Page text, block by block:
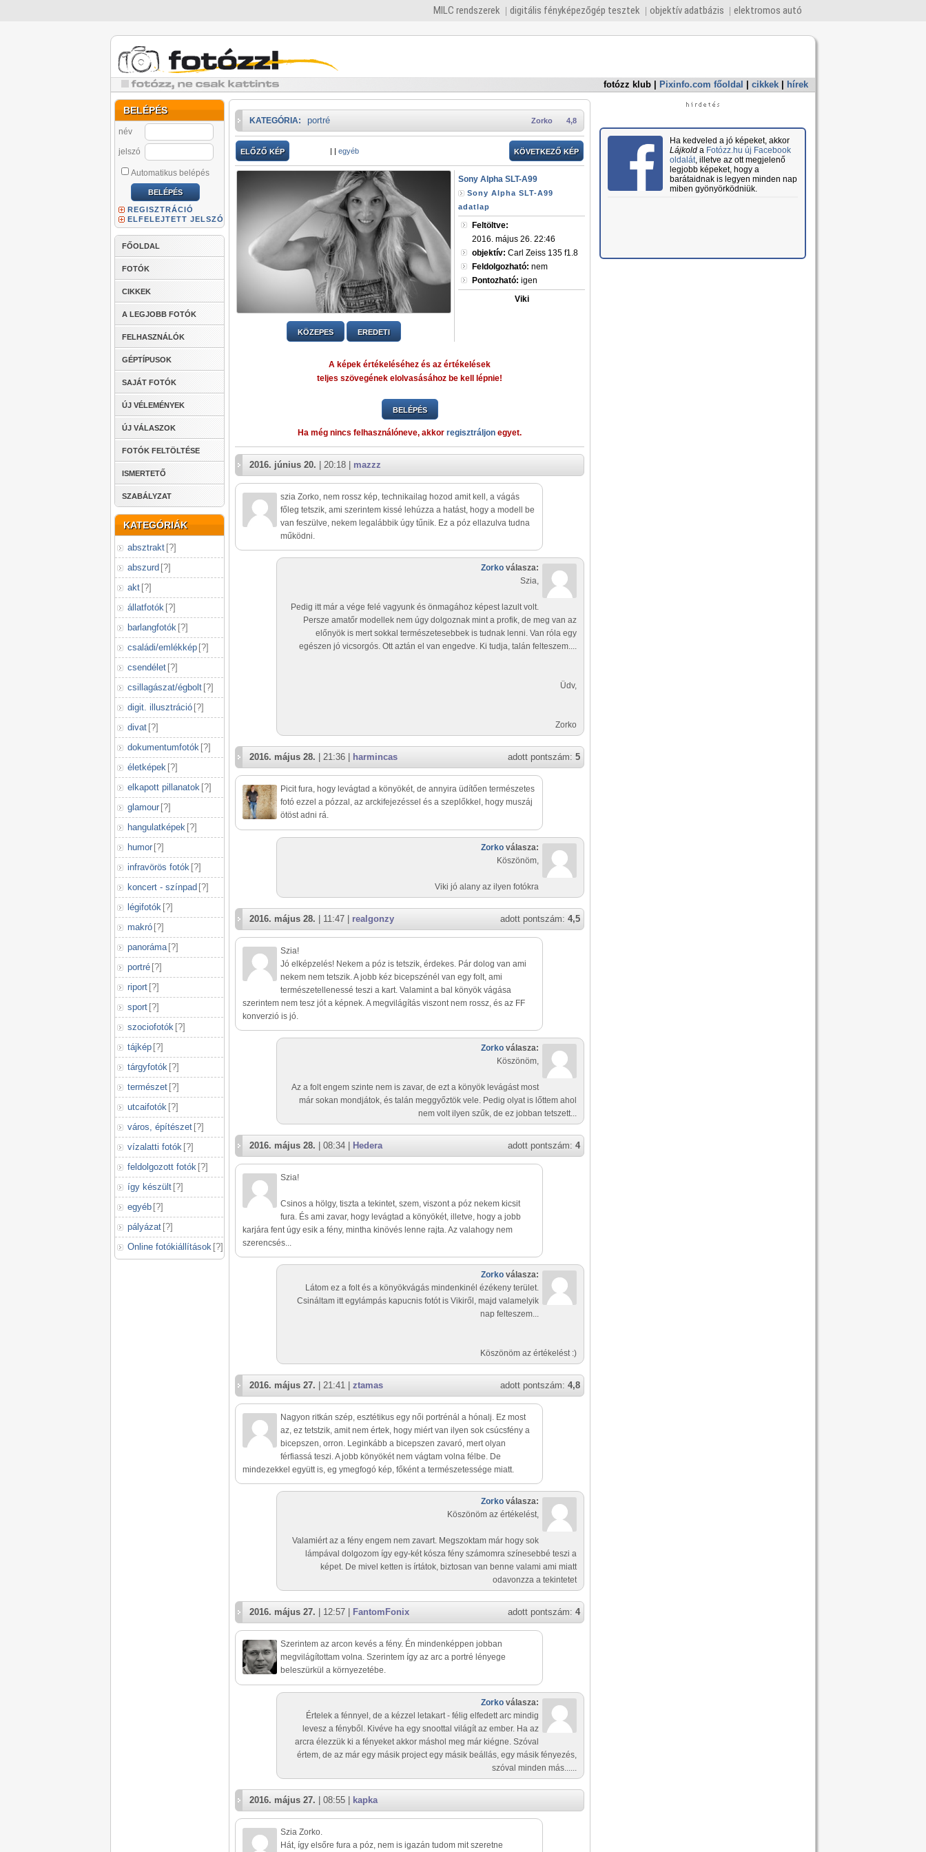
MILC rendszerek digitális fényképezőgép tesztek objektív adatbázis elektromos autó
fotózz klub Pixinfo.com főoldal cikkek hírek
BELÉPÉS
név
jelszó
Automatikus belépés
REGISZTRÁCIÓ
ELFELEJTETT JELSZÓ
FŐOLDAL
FOTÓK
CIKKEK
A LEGJOBB FOTÓK
FELHASZNÁLÓK
GÉPTÍPUSOK
SAJÁT FOTÓK
ÚJ VÉLEMÉNYEK
ÚJ VÁLASZOK
FOTÓK FELTÖLTÉSE
ISMERTETŐ
SZABÁLYZAT
KATEGÓRIÁK
absztrakt [?]
abszurd [?]
akt [?]
állatfotók [?]
barlangfotók [?]
családi/emlékkép [?]
csendélet [?]
csillagászat/égbolt [?]
digit. illusztráció [?]
divat [?]
dokumentumfotók [?]
életképek [?]
elkapott pillanatok [?]
glamour [?]
hangulatképek [?]
humor [?]
infravörös fotók [?]
koncert - színpad [?]
légifotók [?]
makró [?]
panoráma [?]
portré [?]
riport [?]
sport [?]
szociofotók [?]
tájkép [?]
tárgyfotók [?]
természet [?]
utcaifotók [?]
város, építészet [?]
vízalatti fotók [?]
feldolgozott fotók [?]
így készült [?]
egyéb [?]
pályázat [?]
Online fotókiállítások [?]
4,8
Zorko
KATEGÓRIA: portré
ELŐZŐ KÉP | | egyéb KÖVETKEZŐ KÉP
KÖZEPES EREDETI
Sony Alpha SLT-A99
Sony Alpha SLT-A99
adatlap
Feltöltve:
2016. május 26. 22:46
objektív: Carl Zeiss 135 f1.8
Feldolgozható: nem
Pontozható: igen
Viki
A képek értékeléséhez és az értékelések
teljes szövegének elolvasásához be kell lépnie!
BELÉPÉS
Ha még nincs felhasználóneve, akkor regisztráljon egyet.
2016. június 20. | 20:18 | mazzz
szia Zorko, nem rossz kép, technikailag hozod amit kell, a vágás
főleg tetszik, ami szerintem kissé lehúzza a hatást, hogy a modell be
van feszülve, nekem legalábbik úgy tűnik. Ez a póz ellazulva tudna
működni.
Zorko válasza:
Szia,
Pedig itt már a vége felé vagyunk és önmagához képest lazult volt.
Persze amatőr modellek nem úgy dolgoznak mint a profik, de meg van az
előnyök is mert sokkal természetesebbek is tudnak lenni. Van róla egy
egészen jó vicsorgós. Ott aztán el van engedve. Ki tudja, talán felteszem....
Üdv,
Zorko
adott pontszám: 5
2016. május 28. | 21:36 | harmincas
Picit fura, hogy levágtad a könyökét, de annyira üdítően természetes
fotó ezzel a pózzal, az arckifejezéssel és a szeplőkkel, hogy muszáj
ötöst adni rá.
Zorko válasza:
Köszönöm,
Viki jó alany az ilyen fotókra
adott pontszám: 4,5
2016. május 28. | 11:47 | realgonzy
Szia!
Jó elképzelés! Nekem a póz is tetszik, érdekes. Pár dolog van ami
nekem nem tetszik. A jobb kéz bicepszénél van egy folt, ami
természetellenessé teszi a kart. Valamint a bal könyök vágása
szerintem nem tesz jót a képnek. A megvilágítás viszont nem rossz, és az FF
konverzió is jó.
Zorko válasza:
Köszönöm,
Az a folt engem szinte nem is zavar, de ezt a könyök levágást most
már sokan mondjátok, és talán meggyőztök vele. Pedig olyat is lőttem ahol
nem volt ilyen szűk, de ez jobban tetszett...
adott pontszám: 4
2016. május 28. | 08:34 | Hedera
Szia!
Csinos a hölgy, tiszta a tekintet, szem, viszont a póz nekem kicsit
fura. És ami zavar, hogy levágtad a könyökét, illetve, hogy a jobb
karjára fent úgy esik a fény, mintha kinövés lenne rajta. Az valahogy nem
szerencsés...
Zorko válasza:
Látom ez a folt és a könyökvágás mindenkinél ézékeny terület.
Csináltam itt egylámpás kapucnis fotót is Vikiről, majd valamelyik
nap felteszem...
Köszönöm az értékelést :)
adott pontszám: 4,8
2016. május 27. | 21:41 | ztamas
Nagyon ritkán szép, esztétikus egy női portrénál a hónalj. Ez most
az, ez tetstzik, amit nem értek, hogy miért van ilyen sok csúcsfény a
bicepszen, orron. Leginkább a bicepszen zavaró, mert olyan
férfiassá teszi. A jobb könyökét nem vágtam volna félbe. De
mindezekkel együtt is, eg ymegfogó kép, főként a természetessége miatt.
Zorko válasza:
Köszönöm az értékelést,
Valamiért az a fény engem nem zavart. Megszoktam már hogy sok
lámpával dolgozom így egy-két kósza fény számomra színesebbé teszi a
képet. De mivel ketten is írtátok, biztosan van benne valami ami miatt
odavonzza a tekintetet
adott pontszám: 4
2016. május 27. | 12:57 | FantomFonix
Szerintem az arcon kevés a fény. Én mindenképpen jobban
megvilágítottam volna. Szerintem így az arc a portré lényege
beleszürkül a környezetébe.
Zorko válasza:
Értelek a fénnyel, de a kézzel letakart - félig elfedett arc mindig
levesz a fényből. Kivéve ha egy snoottal világít az ember. Ha az
arcra élezzük ki a fényeket akkor máshol meg már kiégne. Szóval
értem, de az már egy másik project egy másik beállás, egy másik fényezés,
szóval minden más......
2016. május 27. | 08:55 | kapka
Szia Zorko.
Hát, így elsőre fura a póz, nem is igazán tudom mit szeretne
Ha kedveled a jó képeket, akkor
Lájkolda Fotózz.hu új Facebook
oldalát, illetve az ott megjelenő
legjobb képeket, hogy a
barátaidnak is legyen minden nap
miben gyönyörködniük.